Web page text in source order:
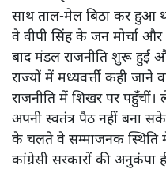
साथ ताल-मेल बिठा कर हुआ
वे वीपी सिंह के जन मोर्चा
बाद मंडल राजनीति शुरू हुई
राज्यों में मध्यवर्त्ती कही जाने
राजनीति में शिखर पर
अपनी स्वतंत्र पैठ नहीं बना
के चलते वे सम्माजनक स्थिति
कांग्रेसी सरकारों की अनुकंपा